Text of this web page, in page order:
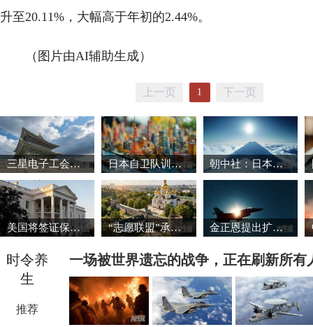
升至20.11%，大幅高于年初的2.44%。
（图片由AI辅助生成）
上一页 1 下一页
三星电子工会暂缓罢工 韩国股市强劲反弹 日本自卫队训练场爆炸事故致3死1重伤 朝中社：日本推动军国主义复活将触碰“红线”
美国将签证保证金国家名单扩大至38国 “志愿联盟”承诺向乌克兰提供安全保障 金正恩提出扩大导弹生产能力的必要性
时令养
生
推荐
一场被世界遗忘的战争，正在刷新所有